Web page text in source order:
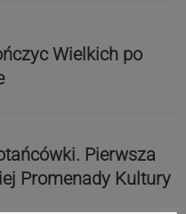
Wielkich po
Pierwsza
Promenady Kultury